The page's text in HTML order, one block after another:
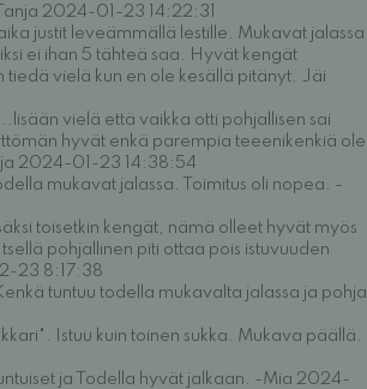
2024-01-23 14:22:31
justit leveämmällä lestille. Mukavat jalassa
ei ihan 5 tähteä saa. Hyvät kengät
tiedä vielä kun en ole kesällä pitänyt. Jäi
vielä että vaikka otti pohjallisen sai
hyvät enkä parempia teeenikenkiä ole
2024-01-23 14:38:54
mukavat jalassa. Toimitus oli nopea. -
toisetkin kengät, nämä olleet hyvät myös
pohjallinen piti ottaa pois istuvuuden
23 8:17:38
tuntuu todella mukavalta jalassa ja pohja
Istuu kuin toinen sukka. Mukava päällä.
ja Todella hyvät jalkaan. -Mia 2024-